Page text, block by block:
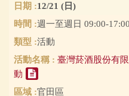
12/21 (日)
週一至週日 09:00-17:00
活動
臺灣菸酒股份有
動
官田區